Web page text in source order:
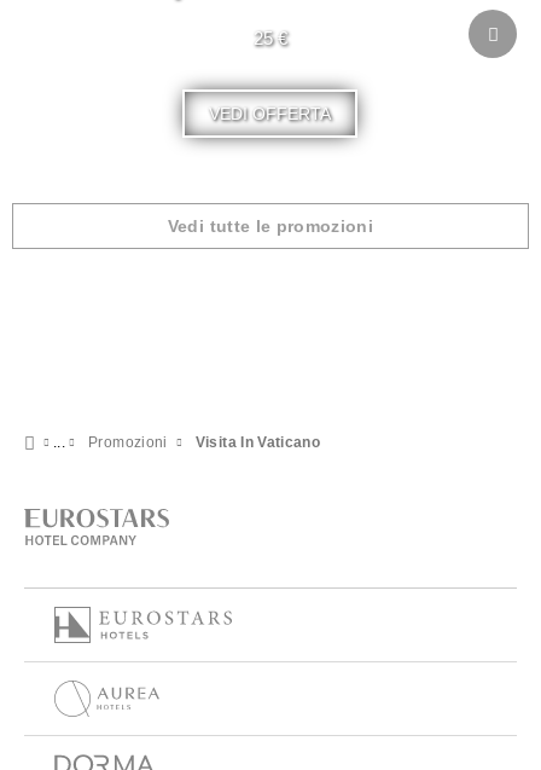
25 €
VEDI OFFERTA
Vedi tutte le promozioni
Promozioni Visita In Vaticano